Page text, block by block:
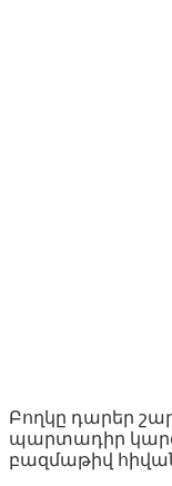
Բողկը դարեր
պարտադիր
բազմաթիվ